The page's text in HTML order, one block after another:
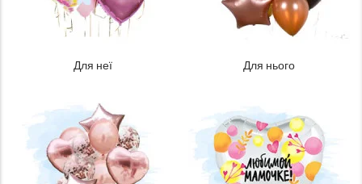
Для неї Для нього